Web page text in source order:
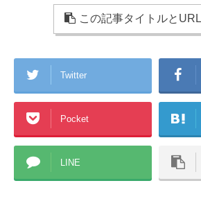
er
e この記事タイトルと
Twitter
Pocket
LINE